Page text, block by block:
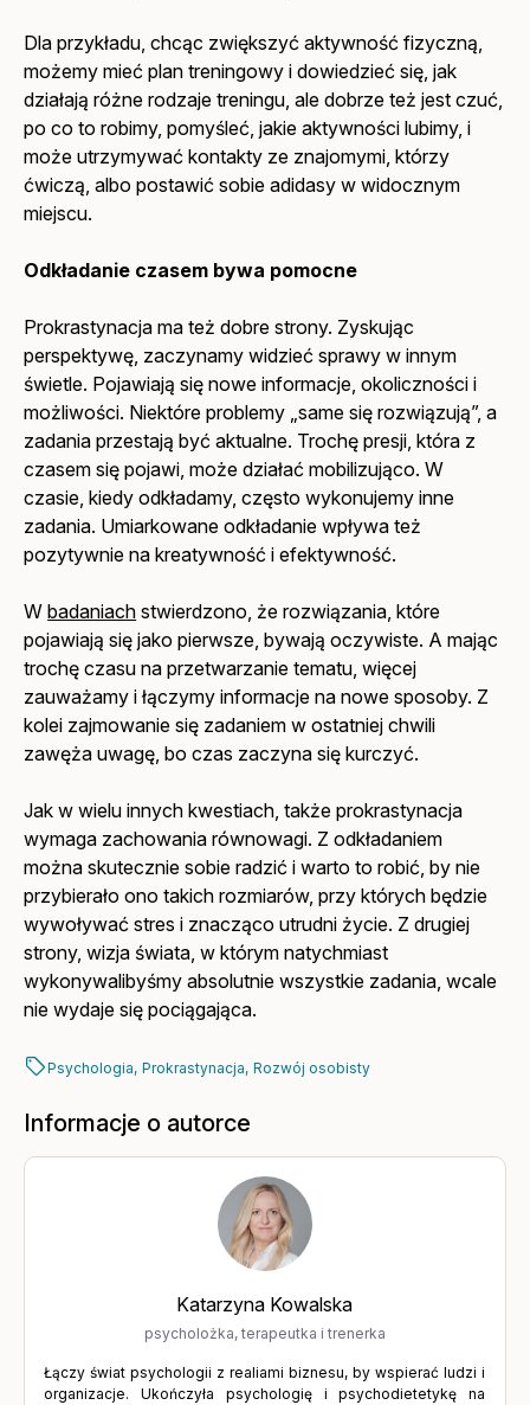
Dla przykładu, chcąc zwiększyć aktywność fizyczną,
możemy mieć plan treningowy i dowiedzieć się, jak
działają różne rodzaje treningu, ale dobrze też jest czuć,
po co to robimy, pomyśleć, jakie aktywności lubimy, i
może utrzymywać kontakty ze znajomymi, którzy
ćwiczą, albo postawić sobie adidasy w widocznym
miejscu.
Odkładanie czasem bywa pomocne
Prokrastynacja ma też dobre strony. Zyskując
perspektywę, zaczynamy widzieć sprawy w innym
świetle. Pojawiają się nowe informacje, okoliczności i
możliwości. Niektóre problemy „same się rozwiązują”, a
zadania przestają być aktualne. Trochę presji, która z
czasem się pojawi, może działać mobilizująco. W
czasie, kiedy odkładamy, często wykonujemy inne
zadania. Umiarkowane odkładanie wpływa też
pozytywnie na kreatywność i efektywność.
Wbadaniach stwierdzono, że rozwiązania, które
pojawiają się jako pierwsze, bywają oczywiste. A mając
trochę czasu na przetwarzanie tematu, więcej
zauważamy i łączymy informacje na nowe sposoby. Z
kolei zajmowanie się zadaniem w ostatniej chwili
zawęża uwagę, bo czas zaczyna się kurczyć.
Jak w wielu innych kwestiach, także prokrastynacja
wymaga zachowania równowagi. Z odkładaniem
można skutecznie sobie radzić i warto to robić, by nie
przybierało ono takich rozmiarów, przy których będzie
wywoływać stres i znacząco utrudni życie. Z drugiej
strony, wizja świata, w którym natychmiast
wykonywalibyśmy absolutnie wszystkie zadania, wcale
nie wydaje się pociągająca.
Psychologia, Prokrastynacja, Rozwój osobisty
Informacje o autorce
Katarzyna Kowalska
psycholożka, terapeutka i trenerka
Łączy świat psychologii z realiami biznesu, by wspierać ludzi i
organizacje. Ukończyła psychologię i psychodietetykę na